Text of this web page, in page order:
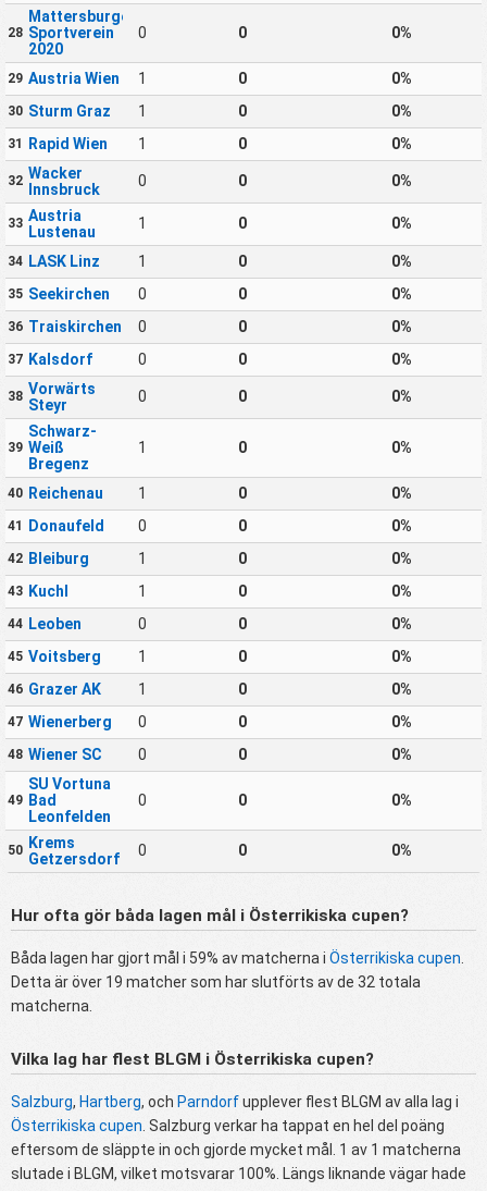
28
Mattersburger
Sportverein
2020
0 0 0%
29 Austria Wien 1 0 0%
30 Sturm Graz 1 0 0%
31 Rapid Wien 1 0 0%
32 Wacker
Innsbruck
0 0 0%
33 Austria
Lustenau
1 0 0%
34 LASK Linz 1 0 0%
35 Seekirchen 0 0 0%
36 Traiskirchen 0 0 0%
37 Kalsdorf 0 0 0%
38 Vorwärts
Steyr
0 0 0%
39
Schwarz-
Weiß
Bregenz
1 0 0%
40 Reichenau 1 0 0%
41 Donaufeld 0 0 0%
42 Bleiburg 1 0 0%
43 Kuchl 1 0 0%
44 Leoben 0 0 0%
45 Voitsberg 1 0 0%
46 Grazer AK 1 0 0%
47 Wienerberg 0 0 0%
48 Wiener SC 0 0 0%
49
SU Vortuna
Bad
Leonfelden
0 0 0%
50 Krems
Getzersdorf
0 0 0%
Hur ofta gör båda lagen mål i Österrikiska cupen?
Båda lagen har gjort mål i 59% av matcherna i Österrikiska cupen
Detta är över 19 matcher som har slutförts av de 32 totala
matcherna.
Vilka lag har flest BLGM i Österrikiska cupen?
Salzburg, Hartberg, och Parndorfupplever flest BLGM av alla lag i
Österrikiska cupen. Salzburg verkar ha tappat en hel del poäng
eftersom de släppte in och gjorde mycket mål. 1 av 1 matcherna
slutade i BLGM, vilket motsvarar 100%. Längs liknande vägar hade